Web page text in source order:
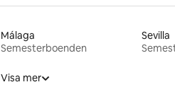
Málaga
Semesterboenden
Sevilla
Visa mer